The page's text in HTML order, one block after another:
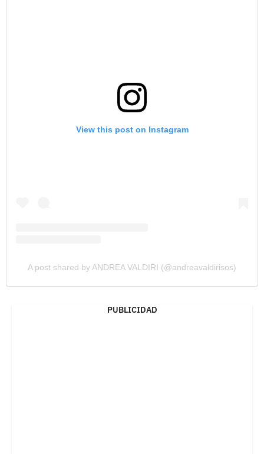
View this post on Instagram
A post shared by ANDREA VALDIRI (@andreavaldirisos)
PUBLICIDAD